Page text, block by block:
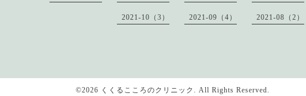
2021-10（3） 2021-09（4） 2021-08（2）
©2026 くくるこころのクリニック . All Rights Reserved.